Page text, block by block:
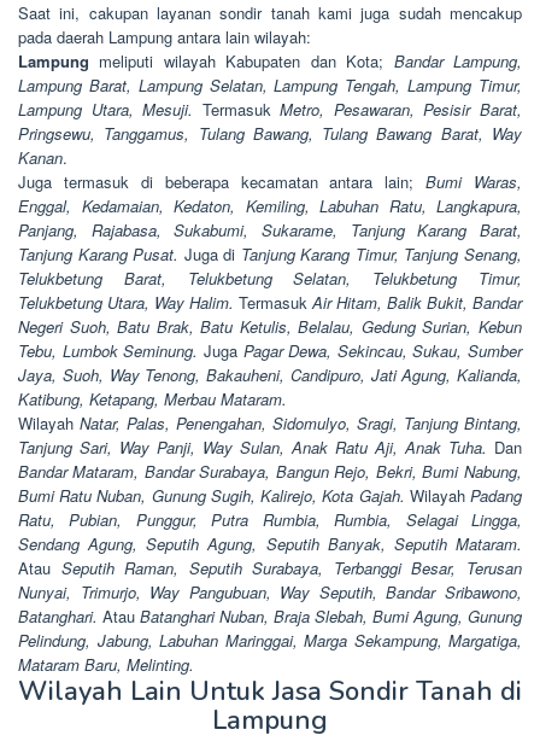
Saat ini, cakupan layanan sondir tanah kami juga sudah mencakup
pada daerah Lampung antara lain wilayah:
Lampung meliputi wilayah Kabupaten dan Kota; Bandar Lampung,
Lampung Barat, Lampung Selatan, Lampung Tengah, Lampung Timur,
Lampung Utara, Mesuji. TermasukMetro, Pesawaran, Pesisir Barat,
Pringsewu, Tanggamus, Tulang Bawang, Tulang Bawang Barat, Way
Kanan.
Juga termasuk di beberapa kecamatan antara lain;Bumi Waras,
Enggal, Kedamaian, Kedaton, Kemiling, Labuhan Ratu, Langkapura,
Panjang, Rajabasa, Sukabumi, Sukarame, Tanjung Karang Barat,
Tanjung Karang Pusat. Juga di Tanjung Karang Timur, Tanjung Senang,
Telukbetung Barat, Telukbetung Selatan, Telukbetung Timur,
Telukbetung Utara, Way Halim. TermasukAir Hitam, Balik Bukit, Bandar
Negeri Suoh, Batu Brak, Batu Ketulis, Belalau, Gedung Surian, Kebun
Tebu, Lumbok Seminung. JugaPagar Dewa, Sekincau, Sukau, Sumber
Jaya, Suoh, Way Tenong, Bakauheni, Candipuro, Jati Agung, Kalianda,
Katibung, Ketapang, Merbau Mataram.
Wilayah Natar, Palas, Penengahan, Sidomulyo, Sragi, Tanjung Bintang,
Tanjung Sari, Way Panji, Way Sulan, Anak Ratu Aji, Anak Tuha. Dan
Bandar Mataram, Bandar Surabaya, Bangun Rejo, Bekri, Bumi Nabung,
Bumi Ratu Nuban, Gunung Sugih, Kalirejo, Kota Gajah. WilayahPadang
Ratu, Pubian, Punggur, Putra Rumbia, Rumbia, Selagai Lingga,
Sendang Agung, Seputih Agung, Seputih Banyak, Seputih Mataram.
Atau Seputih Raman, Seputih Surabaya, Terbanggi Besar, Terusan
Nunyai, Trimurjo, Way Pangubuan, Way Seputih, Bandar Sribawono,
Batanghari. Atau Batanghari Nuban, Braja Slebah, Bumi Agung, Gunung
Pelindung, Jabung, Labuhan Maringgai, Marga Sekampung, Margatiga,
Mataram Baru, Melinting.
Wilayah Lain Untuk Jasa Sondir Tanah di
Lampung